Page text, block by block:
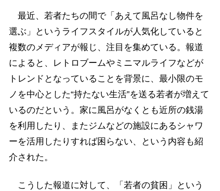
最近、若者たちの間で「あえて風呂なし物件を
選ぶ」というライフスタイルが人気化していると
複数のメディアが報じ、注目を集めている。報道
によると、レトロブームやミニマルライフなどが
トレンドとなっていることを背景に、最小限のモ
ノを中心とした“持たない生活”を送る若者が増えて
いるのだという。家に風呂がなくとも近所の銭湯
を利用したり、またジムなどの施設にあるシャワ
ーを活用したりすれば困らない、という内容も紹
介された。
こうした報道に対して、「若者の貧困」という